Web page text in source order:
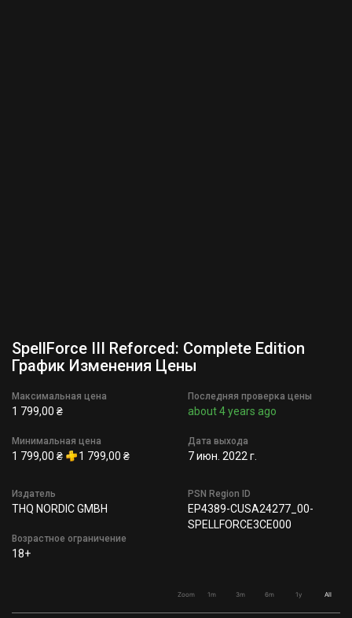
SpellForce III Reforced: Complete Edition
График Изменения Цены
Максимальная цена
1 799,00 ₴
Минимальная цена
1 799,00 ₴ 1 799,00 ₴
Последняя проверка цены
about 4 years ago
Дата выхода
7 июн. 2022 г.
Издатель
THQ NORDIC GMBH
Возрастное ограничение
18+
PSN Region ID
EP4389-CUSA24277_00-
SPELLFORCE3CE000
Zoom 1m 3m 6m 1y All